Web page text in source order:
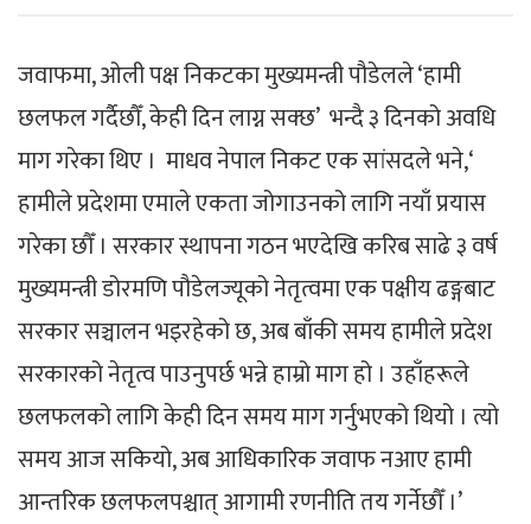
जवाफमा, ओली पक्ष निकटका मुख्यमन्त्री पौडेलले ‘हामी
छलफल गर्दैछौँ, केही दिन लाग्न सक्छ’ भन्दै ३ दिनको अवधि
माग गरेका थिए । माधव नेपाल निकट एक सांसदले भने,‘
हामीले प्रदेशमा एमाले एकता जोगाउनको लागि नयाँ प्रयास
गरेका छौँ । सरकार स्थापना गठन भएदेखि करिब साढे ३ वर्ष
मुख्यमन्त्री डोरमणि पौडेलज्यूको नेतृत्वमा एक पक्षीय ढङ्गबाट
सरकार सञ्चालन भइरहेको छ, अब बाँकी समय हामीले प्रदेश
सरकारको नेतृत्व पाउनुपर्छ भन्ने हाम्रो माग हो । उहाँहरूले
छलफलको लागि केही दिन समय माग गर्नुभएको थियो । त्यो
समय आज सकियो, अब आधिकारिक जवाफ नआए हामी
आन्तरिक छलफलपश्चात् आगामी रणनीति तय गर्नेछौँ ।’